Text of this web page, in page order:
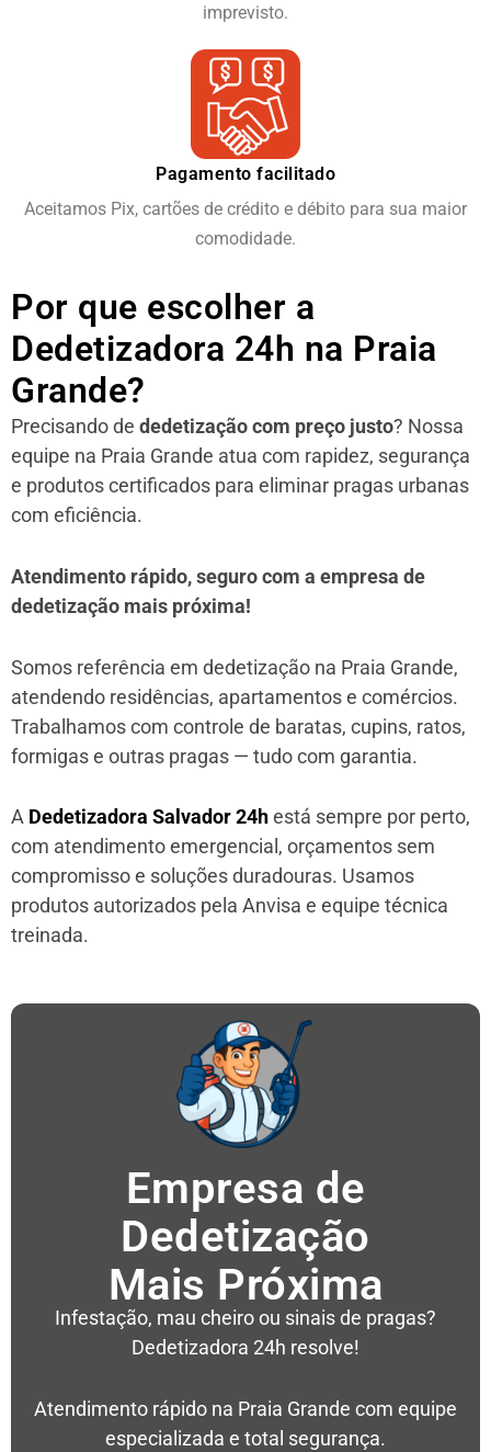
imprevisto.
Pagamento facilitado
Aceitamos Pix, cartões de crédito e débito para sua maior
comodidade.
Por que escolher a
Dedetizadora 24h na Praia
Grande?
Precisando de dedetização com preço justo? Nossa
equipe na Praia Grande atua com rapidez, segurança
e produtos certificados para eliminar pragas urbanas
com eficiência.
Atendimento rápido, seguro com a empresa de
dedetização mais próxima!
Somos referência em dedetização na Praia Grande,
atendendo residências, apartamentos e comércios.
Trabalhamos com controle de baratas, cupins, ratos,
formigas e outras pragas — tudo com garantia.
A Dedetizadora Salvador 24hestá sempre por perto,
com atendimento emergencial, orçamentos sem
compromisso e soluções duradouras. Usamos
produtos autorizados pela Anvisa e equipe técnica
treinada.
Empresa de
Dedetização
Mais Próxima
Infestação, mau cheiro ou sinais de pragas?
Dedetizadora 24h resolve!
Atendimento rápido na Praia Grande com equipe
especializada e total segurança.